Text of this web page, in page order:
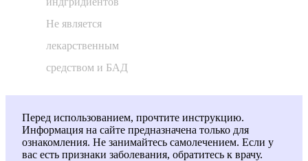
Не является
лекарственным
средством и БАД
Перед использованием, прочтите инструкцию.
Информация на сайте предназначена только для
ознакомления. Не занимайтесь самолечением. Если у
вас есть признаки заболевания, обратитесь к врачу.